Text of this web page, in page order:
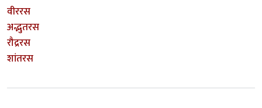
वीररस
अद्भुतरस
रौद्ररस
शांतरस